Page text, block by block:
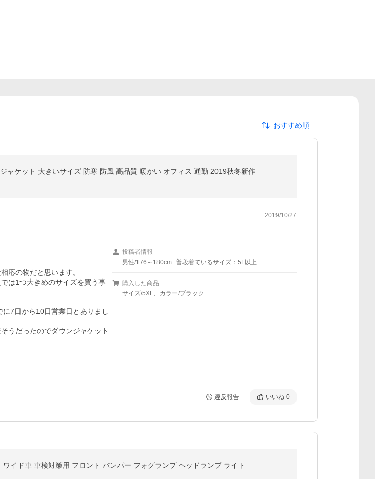
おすすめ順
ャケット 大きいサイズ 防寒 防風 高品質 暖かい オフィス 通勤 2019秋冬新作
2019/10/27
応の物だと思います。
は1つ大きめのサイズを買う事
7日から10日営業日とありまし
うだったのでダウンジャケット
投稿者情報
男性/176～180cm 普段着ているサイズ：5L以上
購入した商品
サイズ/5XL、カラー/ブラック
違反報告 いいね 0
イド車 車検対策用 フロント バンパー フォグランプ ヘッドランプ ライト